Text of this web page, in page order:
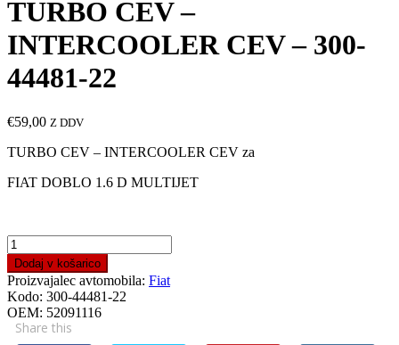
TURBO CEV –
INTERCOOLER CEV – 300-
44481-22
€59,00 Z DDV
TURBO CEV – INTERCOOLER CEV za
FIAT DOBLO 1.6 D MULTIJET
TURBO
CEV
-
INTERCOOLER
CEV
-
Dodaj v košarico
Proizvajalec avtomobila: Fiat
Kodo: 300-44481-22
OEM: 52091116
Share this